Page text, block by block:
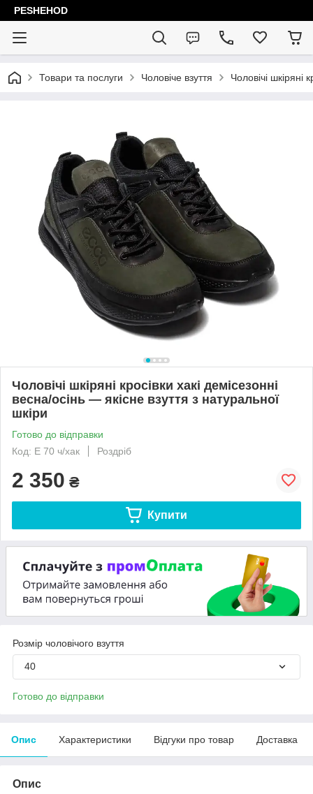
PESHEHOD
Товари та послуги Чоловіче взуття Чоловічі шкіряні
Чоловічі шкіряні кросівки хакі демісезонні
весна/осінь — якісне взуття з натуральної
шкіри
Готово до відправки
Код: E 70 ч/хак
Роздріб
2 350 ₴
Купити
Розмір чоловічого взуття
40
Готово до відправки
Опис Характеристики Відгуки про товар Доставка
Опис